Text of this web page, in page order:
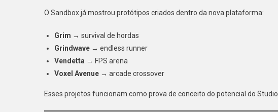
O Sandbox já mostrou protótipos criados dentro da nova plataforma:
Grim → survival de hordas
Grindwave → endless runner
Vendetta → FPS arena
Voxel Avenue → arcade crossover
Esses projetos funcionam como prova de conceito do potencial do Studio.